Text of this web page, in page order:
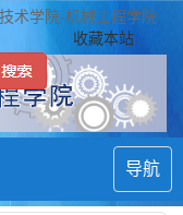
术学院-机械工程学院
收藏本站
导航